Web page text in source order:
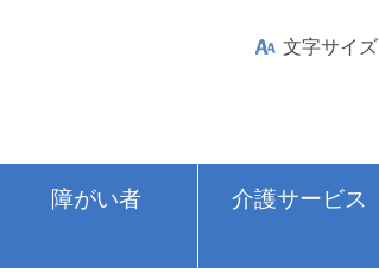
文字サイズ
障がい者 介護サービス